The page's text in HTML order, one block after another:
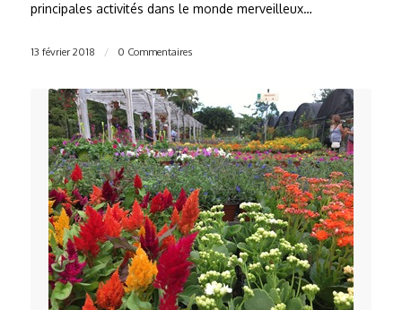
principales activités dans le monde merveilleux…
13 février 2018 / 0 Commentaires